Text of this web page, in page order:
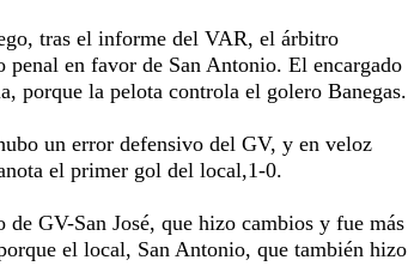
tras el informe del VAR, el árbitro
penal en favor de San Antonio. El encargado
porque la pelota controla el golero Banegas.
un error defensivo del GV, y en veloz
el primer gol del local,1-0.
GV-San José, que hizo cambios y fue más
el local, San Antonio, que también hizo